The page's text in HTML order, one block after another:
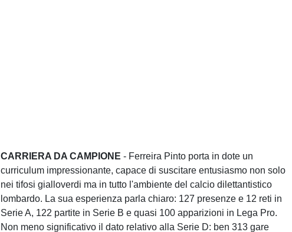
CARRIERA DA CAMPIONE - Ferreira Pinto porta in dote un
curriculum impressionante, capace di suscitare entusiasmo non solo
nei tifosi gialloverdi ma in tutto l'ambiente del calcio dilettantistico
lombardo. La sua esperienza parla chiaro: 127 presenze e 12 reti in
Serie A, 122 partite in Serie B e quasi 100 apparizioni in Lega Pro.
Non meno significativo il dato relativo alla Serie D: ben 313 gare